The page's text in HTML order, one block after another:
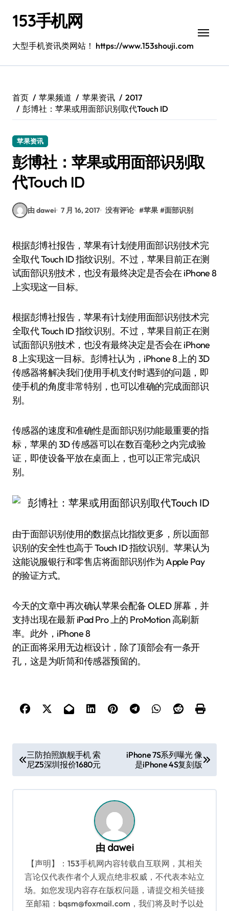
153手机网
大型手机资讯类网站！ https://www.153shouji.com
首页 苹果频道 苹果资讯
2017
彭博社：苹果或用面部识别取代Touch ID
苹果资讯
彭博社：苹果或用面部识别取
代Touch ID
由 dawei 7 月 16, 2017 没有评论 #苹果 #面部识别
根据彭博社报告，苹果有计划使用面部识别技术完
全取代 Touch ID 指纹识别。不过，苹果目前正在测
试面部识别技术，也没有最终决定是否会在 iPhone 8
上实现这一目标。
根据彭博社报告，苹果有计划使用面部识别技术完
全取代 Touch ID 指纹识别。不过，苹果目前正在测
试面部识别技术，也没有最终决定是否会在 iPhone
8 上实现这一目标。彭博社认为，iPhone 8 上的 3D
传感器将解决我们使用手机支付时遇到的问题，即
使手机的角度非常特别，也可以准确的完成面部识
别。
传感器的速度和准确性是面部识别功能最重要的指
标，苹果的 3D 传感器可以在数百毫秒之内完成验
证，即使设备平放在桌面上，也可以正常完成识
别。
由于面部识别使用的数据点比指纹更多，所以面部
识别的安全性也高于 Touch ID 指纹识别。苹果认为
这能说服银行和零售店将面部识别作为 Apple Pay
的验证方式。
今天的文章中再次确认苹果会配备 OLED 屏幕，并
支持出现在最新 iPad Pro 上的 ProMotion 高刷新
率。此外，iPhone 8
的正面将采用无边框设计，除了顶部会有一条开
孔，这是为听筒和传感器预留的。
章
导
三防拍照旗舰手机 索
尼Z5深圳报价1680元
iPhone 7S系列曝光 像
是iPhone 4S复刻版
由 dawei
【声明】：153手机网内容转载自互联网，其相关
言论仅代表作者个人观点绝非权威，不代表本站立
场。如您发现内容存在版权问题，请提交相关链接
至邮箱：bqsm@foxmail.com，我们将及时予以处